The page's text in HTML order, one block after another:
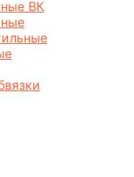
ВК